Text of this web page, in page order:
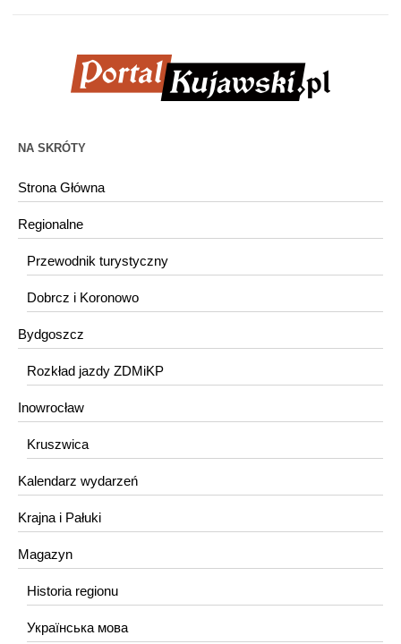
NA SKRÓTY
Strona Główna
Regionalne
Przewodnik turystyczny
Dobrcz i Koronowo
Bydgoszcz
Rozkład jazdy ZDMiKP
Inowrocław
Kruszwica
Kalendarz wydarzeń
Krajna i Pałuki
Magazyn
Historia regionu
Українська мова